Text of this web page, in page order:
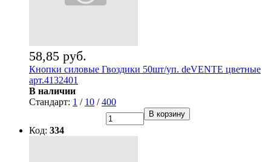
58,85 руб.
Кнопки силовые Гвоздики 50шт/уп. deVENTE цветные
арт.4132401
В наличии
Стандарт: 1 / 10 /400
В корзину
Код: 334